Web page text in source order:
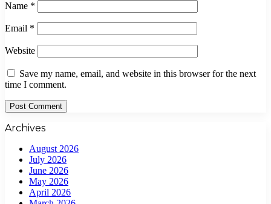
Name *
Email *
Website
Save my name, email, and website in this browser for the next
time I comment.
Archives
August 2026
July 2026
June 2026
May 2026
April 2026